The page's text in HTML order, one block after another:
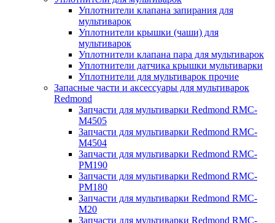
Уплотнители клапана запирания для
мультиварок
Уплотнители крышки (чаши) для
мультиварок
Уплотнители клапана пара для мультиварок
Уплотнители датчика крышки мультиварки
Уплотнители для мультиварок прочие
Запасные части и аксессуары для мультиварок
Redmond
Запчасти для мультиварки Redmond RMC-
M4505
Запчасти для мультиварки Redmond RMC-
M4504
Запчасти для мультиварки Redmond RMC-
PM190
Запчасти для мультиварки Redmond RMC-
PM180
Запчасти для мультиварки Redmond RMC-
M20
Запчасти для мультиварки Redmond RMC-